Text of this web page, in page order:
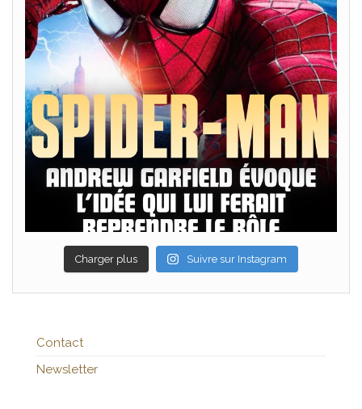
Charger plus Suivre sur Instagram
Contact
Newsletter